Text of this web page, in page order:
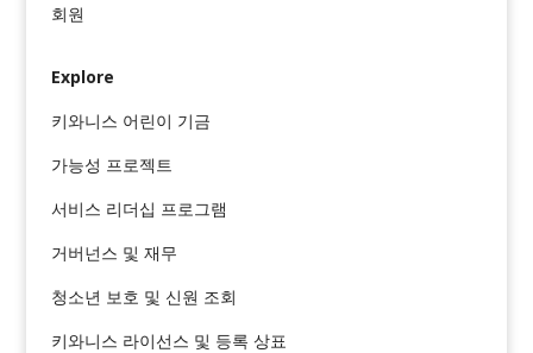
회원
Explore
키와니스 어린이 기금
가능성 프로젝트
서비스 리더십 프로그램
거버넌스 및 재무
청소년 보호 및 신원 조회
키와니스 라이선스 및 등록 상표